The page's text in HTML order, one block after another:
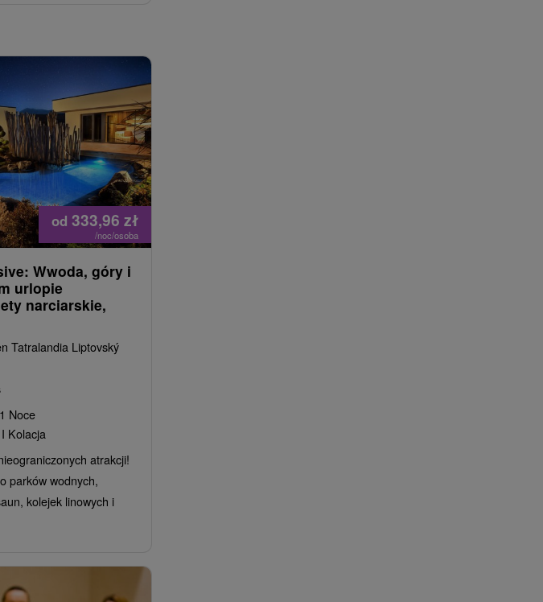
od 333,96 zł
/noc/osoba
Wwoda, góry i
urlopie
narciarskie,
Tatralandia Liptovský
Noce
Kolacja
atrakcji!
parków wodnych,
kolejek linowych i